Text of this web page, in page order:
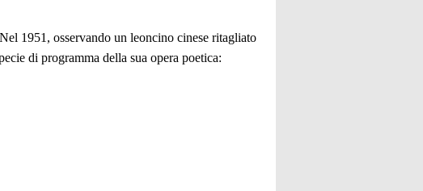
1951, osservando un leoncino cinese ritagliato
di programma della sua opera poetica: